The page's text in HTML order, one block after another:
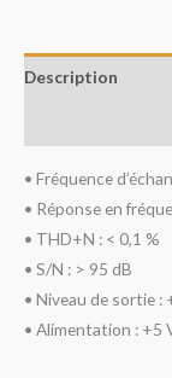
Description
• Fréquence
• Réponse en
• THD+N : < 0,1 %
• S/N : > 95 dB
• Niveau de sortie :
• Alimentation : +5